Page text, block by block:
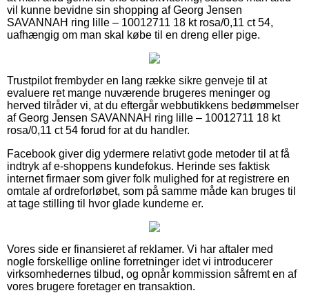
vil kunne bevidne sin shopping af Georg Jensen
SAVANNAH ring lille – 10012711 18 kt rosa/0,11 ct 54,
uafhængig om man skal købe til en dreng eller pige.
Trustpilot frembyder en lang række sikre genveje til at
evaluere ret mange nuværende brugeres meninger og
herved tilråder vi, at du eftergår webbutikkens bedømmelser
af Georg Jensen SAVANNAH ring lille – 10012711 18 kt
rosa/0,11 ct 54 forud for at du handler.
Facebook giver dig ydermere relativt gode metoder til at få
indtryk af e-shoppens kundefokus. Herinde ses faktisk
internet firmaer som giver folk mulighed for at registrere en
omtale af ordreforløbet, som på samme måde kan bruges til
at tage stilling til hvor glade kunderne er.
Vores side er finansieret af reklamer. Vi har aftaler med
nogle forskellige online forretninger idet vi introducerer
virksomhedernes tilbud, og opnår kommission såfremt en af
vores brugere foretager en transaktion.